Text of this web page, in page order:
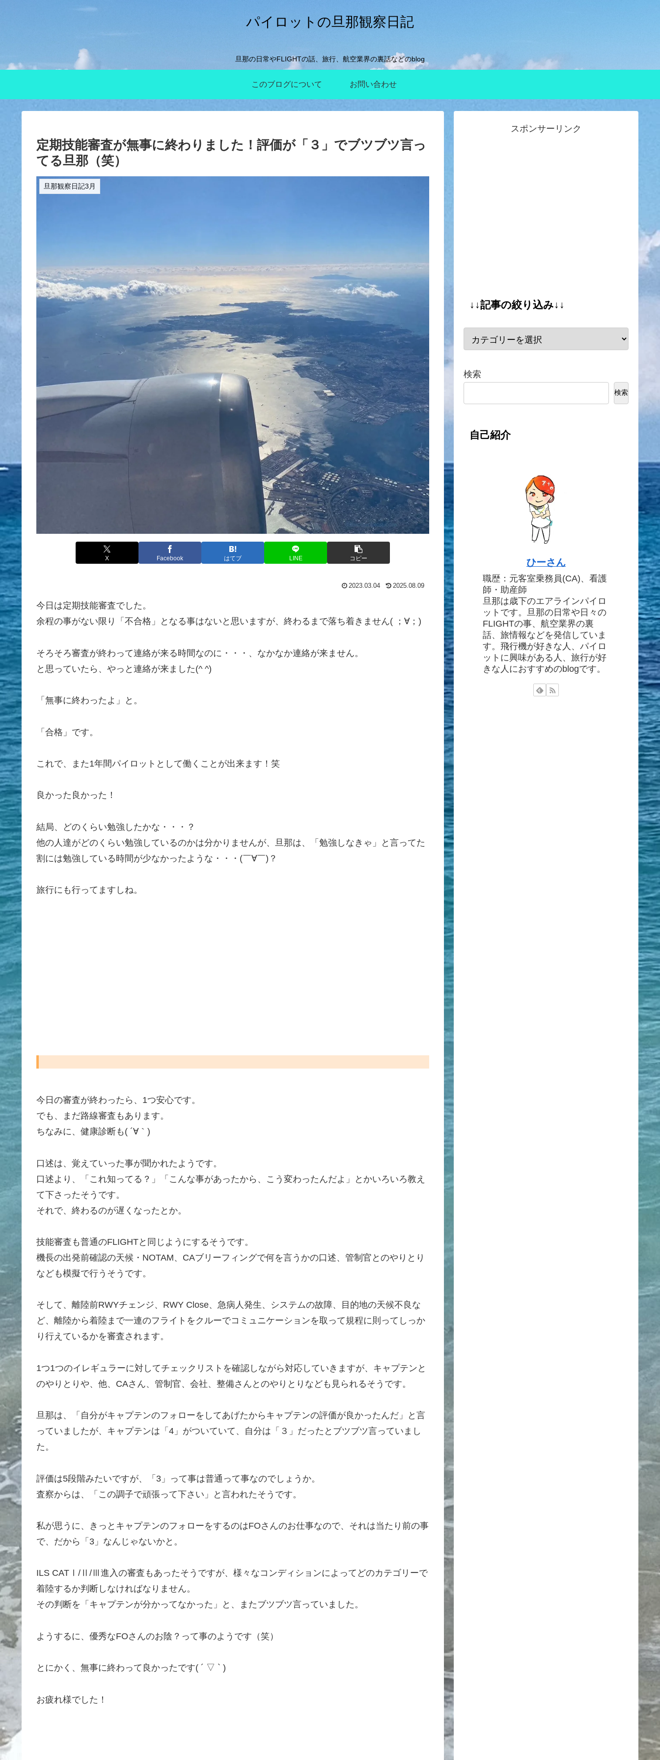
パイロットの旦那観察日記
旦那の日常やFLIGHTの話、旅行、航空業界の裏話などのblog
このブログについて お問い合わせ
定期技能審査が無事に終わりました！評価が「３」でブツブツ言っ
てる旦那（笑）
旦那観察日記3月
X Facebook はてブ LINE コピー
2023.03.04 2025.08.09
今日は定期技能審査でした。
余程の事がない限り「不合格」となる事はないと思いますが、終わるまで落ち着きません( ；∀；)
そろそろ審査が終わって連絡が来る時間なのに・・・、なかなか連絡が来ません。
と思っていたら、やっと連絡が来ました(^ ^)
「無事に終わったよ」と。
「合格」です。
これで、また1年間パイロットとして働くことが出来ます！笑
良かった良かった！
結局、どのくらい勉強したかな・・・？
他の人達がどのくらい勉強しているのかは分かりませんが、旦那は、「勉強しなきゃ」と言ってた
割には勉強している時間が少なかったような・・・(￣∀￣)？
旅行にも行ってますしね。
今日の審査が終わったら、1つ安心です。
でも、まだ路線審査もあります。
ちなみに、健康診断も( ´∀｀)
口述は、覚えていった事が聞かれたようです。
口述より、「これ知ってる？」「こんな事があったから、こう変わったんだよ」とかいろいろ教え
て下さったそうです。
それで、終わるのが遅くなったとか。
技能審査も普通のFLIGHTと同じようにするそうです。
機長の出発前確認の天候・NOTAM、CAブリーフィングで何を言うかの口述、管制官とのやりとり
なども模擬で行うそうです。
そして、離陸前RWYチェンジ、RWY Close、急病人発生、システムの故障、目的地の天候不良な
ど、離陸から着陸まで一連のフライトをクルーでコミュニケーションを取って規程に則ってしっか
り行えているかを審査されます。
1つ1つのイレギュラーに対してチェックリストを確認しながら対応していきますが、キャプテンと
のやりとりや、他、CAさん、管制官、会社、整備さんとのやりとりなども見られるそうです。
旦那は、「自分がキャプテンのフォローをしてあげたからキャプテンの評価が良かったんだ」と言
っていましたが、キャプテンは「4」がついていて、自分は「３」だったとブツブツ言っていまし
た。
評価は5段階みたいですが、「3」って事は普通って事なのでしょうか。
査察からは、「この調子で頑張って下さい」と言われたそうです。
私が思うに、きっとキャプテンのフォローをするのはFOさんのお仕事なので、それは当たり前の事
で、だから「3」なんじゃないかと。
ILS CATⅠ/Ⅱ/Ⅲ進入の審査もあったそうですが、様々なコンディションによってどのカテゴリーで
着陸するか判断しなければなりません。
その判断を「キャプテンが分かってなかった」と、またブツブツ言っていました。
ようするに、優秀なFOさんのお陰？って事のようです（笑）
とにかく、無事に終わって良かったです( ´ ▽ ` )
お疲れ様でした！
スポンサーリンク
↓↓記事の絞り込み↓↓
検索
検索
自己紹介
ひーさん
職歴：元客室乗務員(CA)、看護
師・助産師
旦那は歳下のエアラインパイロ
ットです。旦那の日常や日々の
FLIGHTの事、航空業界の裏
話、旅情報などを発信していま
す。飛行機が好きな人、パイロ
ットに興味がある人、旅行が好
きな人におすすめのblogです。